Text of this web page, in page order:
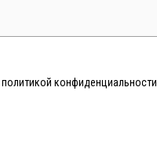
политикой конфиденциальности